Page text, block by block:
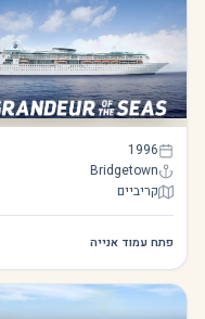
Grandeur of the Seas
Grandeur of the Seas
1996
Bridgetown
קריביים
פתח עמוד אנייה